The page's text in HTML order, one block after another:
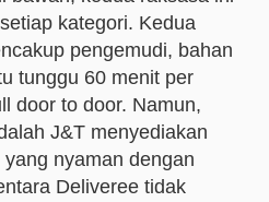
kategori. Kedua
pengemudi, bahan
tunggu 60 menit per
door to door. Namun,
J&T menyediakan
nyaman dengan
Deliveree tidak